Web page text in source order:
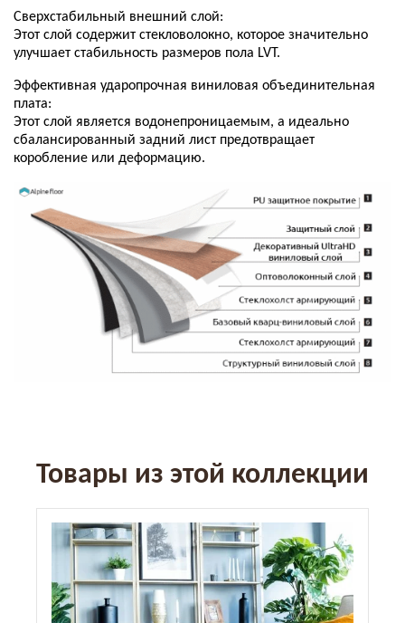
Сверхстабильный внешний слой:
Этот слой содержит стекловолокно, которое значительно
улучшает стабильность размеров пола LVT.
Эффективная ударопрочная виниловая объединительная
плата:
Этот слой является водонепроницаемым, а идеально
сбалансированный задний лист предотвращает
коробление или деформацию.
Товары из этой коллекции